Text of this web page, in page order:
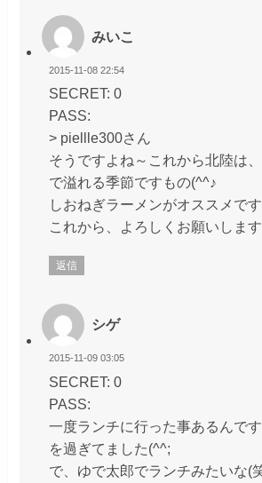
みいこ
2015-11-08 22:54
SECRET: 0
PASS:
> piellle300さん
そうですよね～これから北陸は
で溢れる季節ですもの(^^♪
しおねぎラーメンがオススメです
これから、よろしくお願いします
返信
シゲ
2015-11-09 03:05
SECRET: 0
PASS:
一度ランチに行った事あるんで
を過ぎてました(^^;
で、ゆで太郎でランチみたいな(